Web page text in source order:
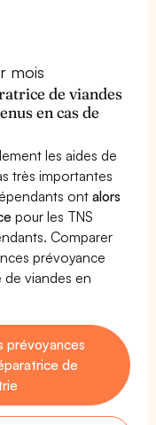
mois
de viandes
en cas de
les aides de
très importantes
ontalors
pour les TNS
Comparer
prévoyance
de viandes en
prévoyances
de